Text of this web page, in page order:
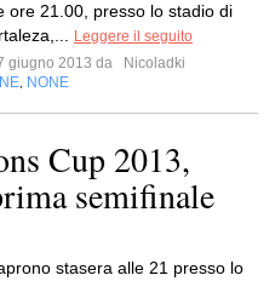
ore 21.00, presso lo stadio di
Leggere il seguito
giugno 2013 da
Nicoladki
NONE
Cup 2013,
semifinale
stasera alle 21 presso lo